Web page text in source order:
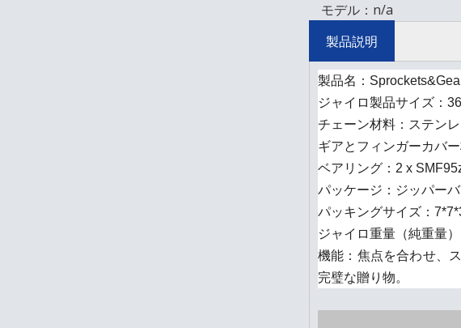
モデル： n/a
製品説明
製品名：
ジャイロ製品サイズ：
チェーン材料：ステン
ギアとフィンガーカバ
ベアリング：2 x
パッケージ：ジッパー
パッキングサイズ：
ジャイロ重量（純重量
機能：焦点を合わせ、
完璧な贈り物。